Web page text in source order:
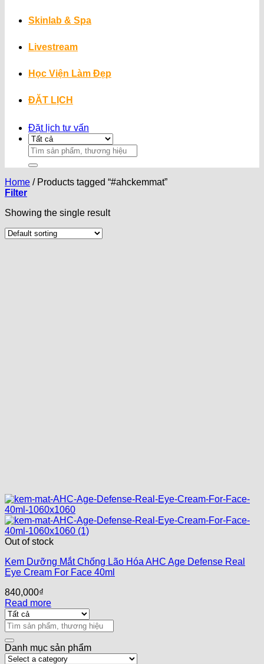
Skinlab & Spa
Livestream
Học Viện Làm Đẹp
ĐẶT LỊCH
Đặt lịch tư vấn
Search
for:
Home /Products tagged “#ahckemmat”
Filter
Showing the single result
Out of stock
Kem Dưỡng Mắt Chống Lão Hóa AHC Age Defense Real
Eye Cream For Face 40ml
840,000₫
Read more
Search
for:
Danh mục sản phẩm